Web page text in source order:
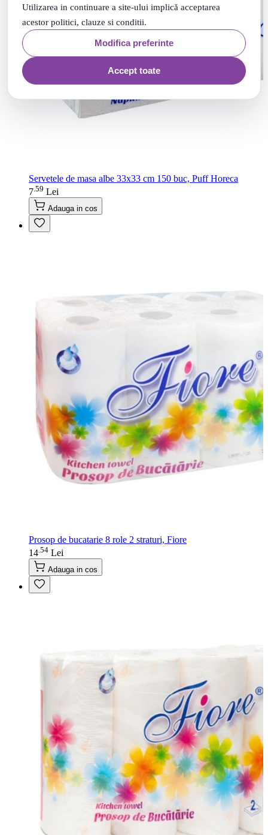
Utilizarea in continuare a site-ului implică acceptarea
acestor politici, clauze si conditii.
Modifica preferinte
Accept toate
Servetele de masa albe 33x33 cm 150 buc, Puff Horeca
7 59 Lei
Adauga in cos
Prosop de bucatarie 8 role 2 straturi, Fiore
14 54 Lei
Adauga in cos